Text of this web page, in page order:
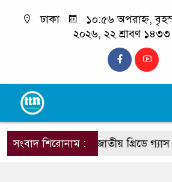
ঢাকা
১০:৫৬ অপরাহ্ন,
২০২৬, ২২ শ্রাবণ ১৪৩৩
সংবাদ শিরোনাম :
আংশিক চালু, জাতীয় গ্রিডে গ্যাস